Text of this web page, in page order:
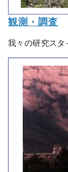
観測・調査
我々の研究スタ